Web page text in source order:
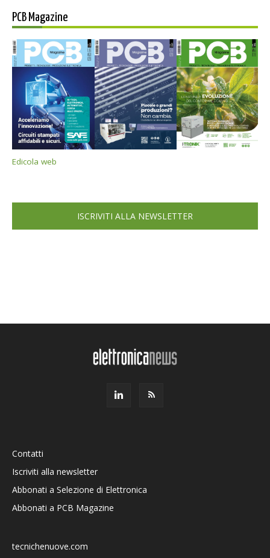
PCB Magazine
Edicola web
ISCRIVITI ALLA NEWSLETTER
Contatti
Iscriviti alla newsletter
Abbonati a Selezione di Elettronica
Abbonati a PCB Magazine
tecnichenuove.com